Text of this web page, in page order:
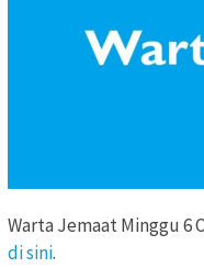
Warta Jemaat Minggu 6
di sini.